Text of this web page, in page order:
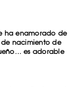
ha enamorado de
nacimiento de
es adorable